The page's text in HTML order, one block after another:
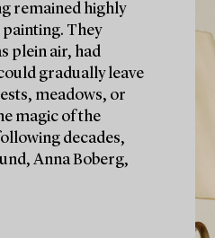
remained highly
They
plein air, had
gradually leave
meadows, or
magic of the
decades,
Anna Boberg,